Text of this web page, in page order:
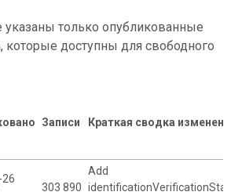
указаны только опубликованные
которые доступны для свободного
Записи Краткая сводка изменений
303 890
Add
identificationVerificationStatus